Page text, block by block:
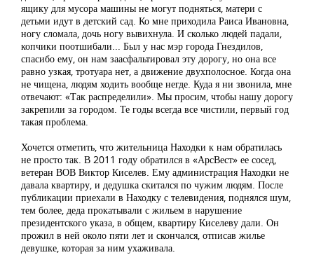
ящику для мусора машины не могут подняться, матери с
детьми идут в детский сад. Ко мне приходила Раиса Ивановна,
ногу сломала, дочь ногу вывихнула. И сколько людей падали,
копчики поотшибали... Был у нас мэр города Гнездилов,
спасибо ему, он нам заасфальтировал эту дорогу, но она все
равно узкая, тротуара нет, а движение двухполосное. Когда она
не чищена, людям ходить вообще негде. Куда я ни звонила, мне
отвечают: «Так распределили». Мы просим, чтобы нашу дорогу
закрепили за городом. Те годы всегда все чистили, первый год
такая проблема.
Хочется отметить, что жительница Находки к нам обратилась
не просто так. В 2011 году обратился в «АрсВест» ее сосед,
ветеран ВОВ Виктор Киселев. Ему администрация Находки не
давала квартиру, и дедушка скитался по чужим людям. После
публикации приехали в Находку с телевидения, поднялся шум,
тем более, деда прокатывали с жильем в нарушение
президентского указа, в общем, квартиру Киселеву дали. Он
прожил в ней около пяти лет и скончался, отписав жилье
девушке, которая за ним ухаживала.